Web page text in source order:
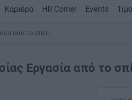
Καριέρα HR Corner Events
από το σπίτι
Εργασία από το